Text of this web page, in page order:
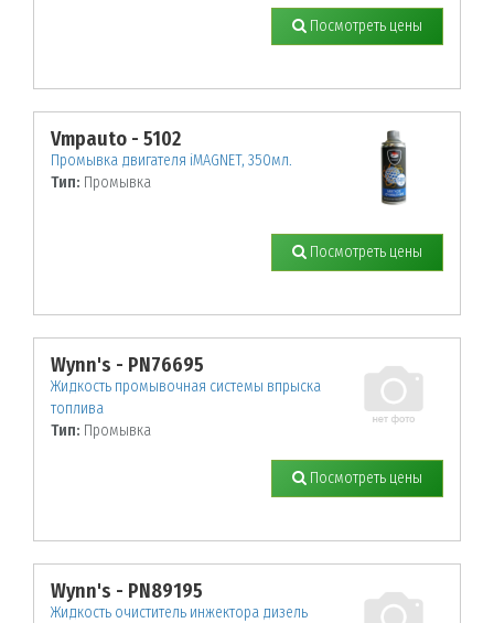
Посмотреть цены
Vmpauto - 5102
Промывка двигателя iMAGNET, 350мл.
Тип: Промывка
Посмотреть цены
Wynn's - PN76695
Жидкость промывочная системы впрыска
топлива
Тип: Промывка
Посмотреть цены
Wynn's - PN89195
Жидкость очиститель инжектора дизель